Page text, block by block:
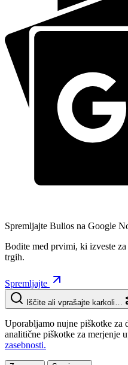
Spremljajte Bulios na Google
Bodite med prvimi, ki izveste
trgih.
Spremljajte
Iščite ali vprašajte karkoli…
Uporabljamo nujne piškotke za
analitične piškotke za merjenje
zasebnosti.